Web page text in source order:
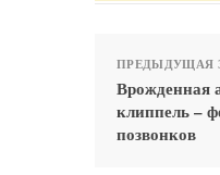
ПРЕДЫДУЩАЯ
Врожденная
клиппель –
позвонков